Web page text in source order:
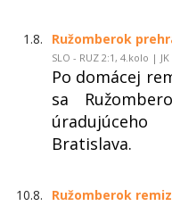
1.8. Ružomberok
SLO - RUZ 2:1, 4.kolo | JK
Po domácej
sa
Bratislava.
10.8. Ružomberok